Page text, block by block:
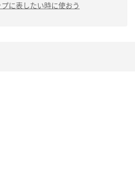
に表したい時に使おう